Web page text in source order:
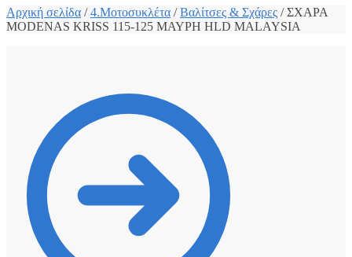
Αρχική σελίδα /4.Μοτοσυκλέτα /Βαλίτσες & Σχάρες /ΣΧΑΡΑ
MODENAS KRISS 115-125 ΜΑΥΡΗ HLD MALAYSIA